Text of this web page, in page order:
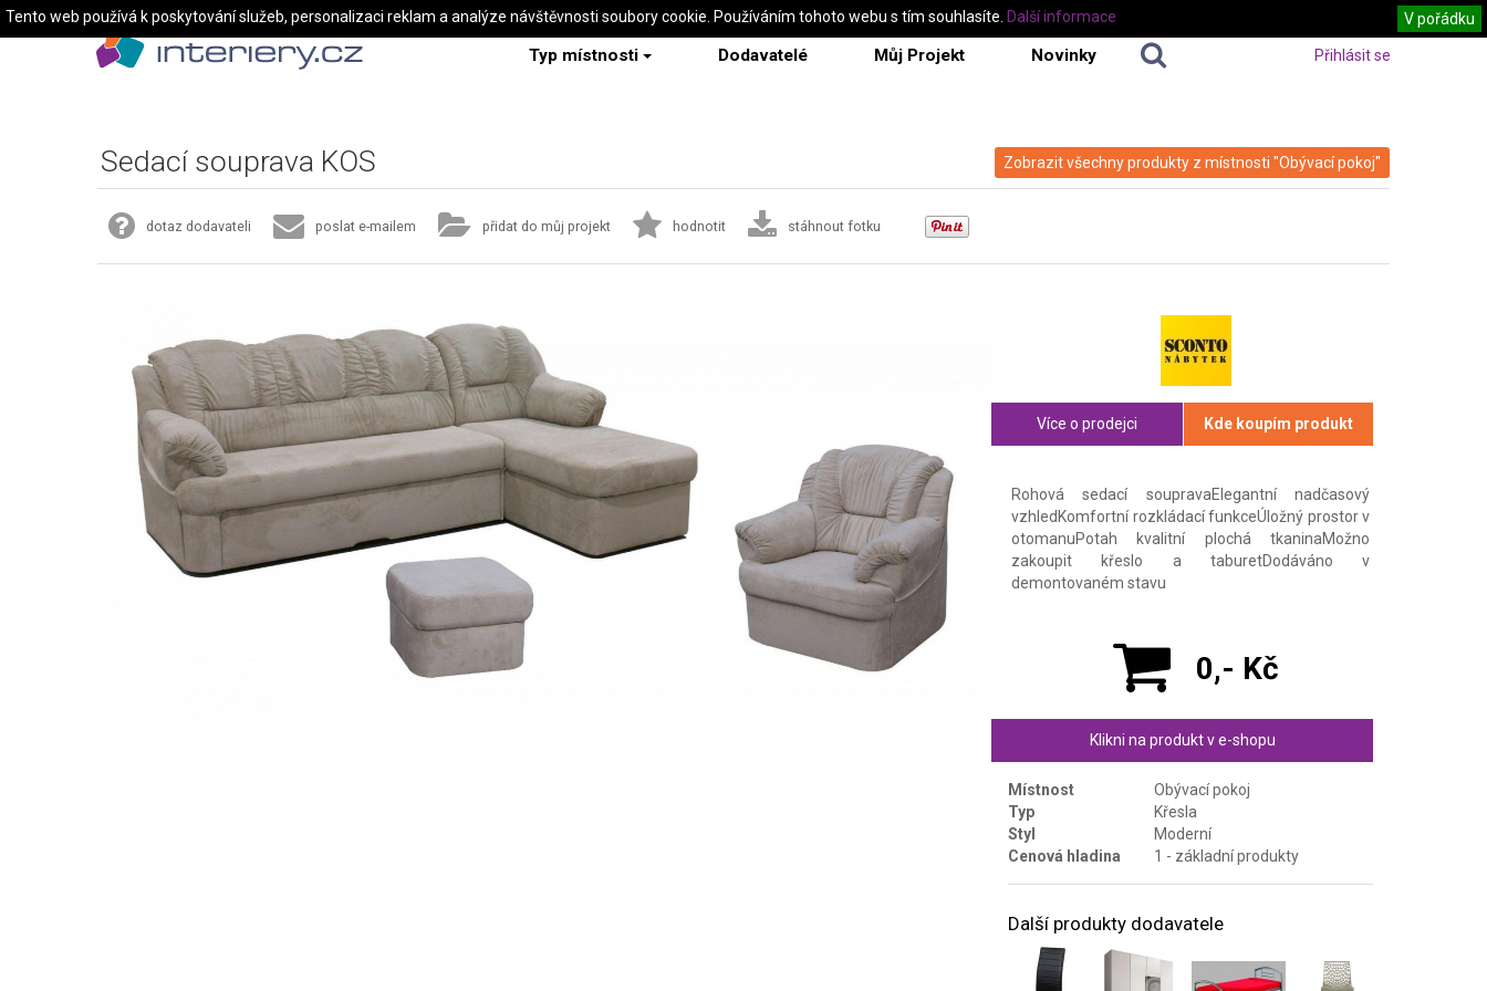
Typ místnosti Dodavatelé Můj Projekt Novinky Přihlásit se
Zobrazit všechny produkty z místnosti "Obývací pokoj"
Sedací souprava KOS
dotaz dodavateli poslat e-mailem přidat do můj projekt hodnotit stáhnout fotku
Více o prodejci Kde koupím produkt
Rohová sedací soupravaElegantní nadčasový
vzhledKomfortní rozkládací funkceÚložný prostor v
otomanuPotah kvalitní plochá tkaninaMožno
zakoupit křeslo a taburetDodáváno v
demontovaném stavu
0,- Kč
Klikni na produkt v e-shopu
Místnost
Obývací pokoj
Typ
Křesla
Styl
Moderní
Cenová hladina
1 - základní produkty
Další produkty dodavatele
Tento web používá k poskytování služeb, personalizaci reklam a analýze návštěvnosti soubory cookie. Používáním tohoto webu s tím souhlasíte. V pořádku
Další informace